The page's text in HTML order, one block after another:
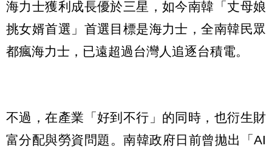
海力士獲利成長優於三星，如今南韓「丈母娘
挑女婿首選」首選目標是海力士，全南韓民眾
都瘋海力士，已遠超過台灣人追逐台積電。
不過，在產業「好到不行」的同時，也衍生財
富分配與勞資問題。南韓政府日前曾拋出「AI